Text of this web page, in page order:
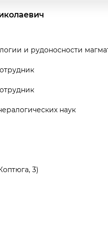
и рудоносности
наук
3)